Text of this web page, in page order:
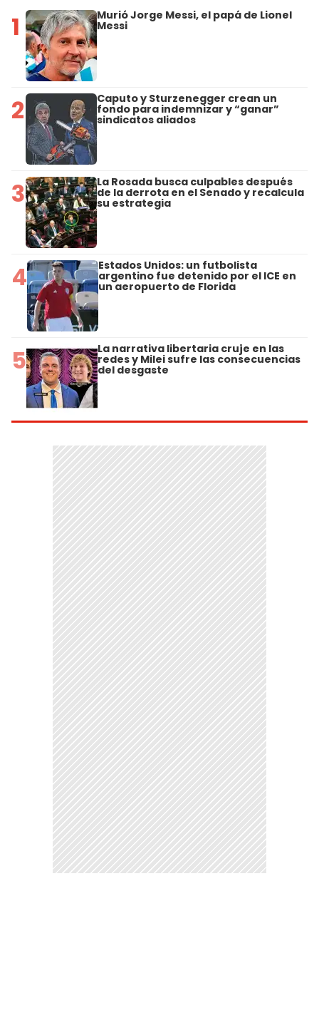
1 Murió Jorge Messi, el papá de Lionel
Messi
2 Caputo y Sturzenegger crean un
fondo para indemnizar y “ganar”
sindicatos aliados
3 La Rosada busca culpables después
de la derrota en el Senado y recalcula
su estrategia
4 Estados Unidos: un futbolista
argentino fue detenido por el ICE en
un aeropuerto de Florida
5 La narrativa libertaria cruje en las
redes y Milei sufre las consecuencias
del desgaste